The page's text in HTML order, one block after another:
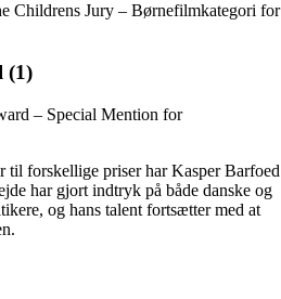
Childrens Jury – Børnefilmkategori for
(1)
– Special Mention for
til forskellige priser har Kasper Barfoed
har gjort indtryk på både danske og
og hans talent fortsætter med at